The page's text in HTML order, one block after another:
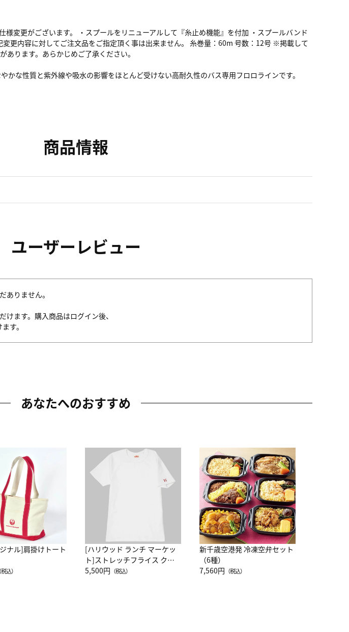
変更がございます。 ・スプールをリニューアルして『糸止め機能』を付加 ・スプールバンド
更内容に対してご注文品をご指定頂く事は出来ません。 糸巻量：60m 号数：12号 ※掲載して
ります。あらかじめご了承ください。
な性質と紫外線や吸水の影響をほとんど受けない高耐久性のバス専用フロロラインです。
商品情報
ユーザーレビュー
ありません。
けます。購入商品はログイン後、
す。
あなたへのおすすめ
ナル]肩掛けトート
（税込）
[ハリウッド ランチ マーケッ
ト]ストレッチフライス クル
ーネック別注半袖Ｔシャツ
5,500円 （税込）
新千歳空港発 冷凍空弁セット
（6種）
7,560円 （税込）